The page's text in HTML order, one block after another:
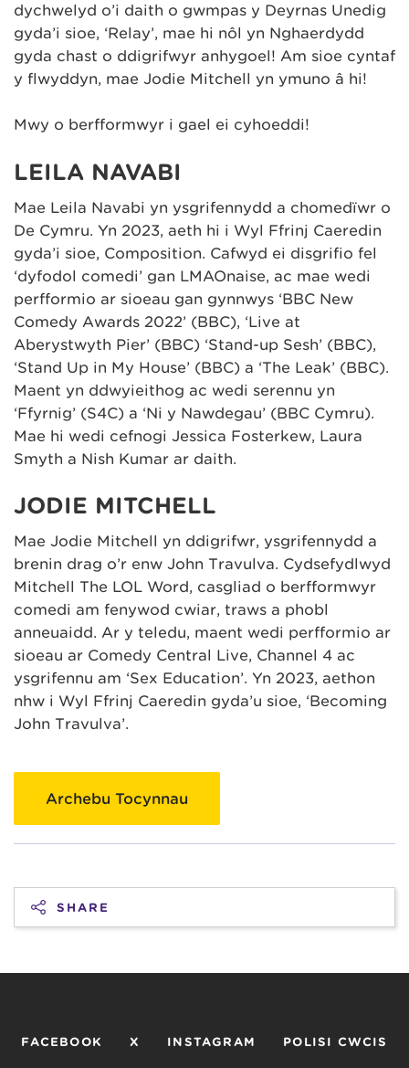
dychwelyd o’i daith o gwmpas y Deyrnas Unedig
gyda’i sioe, ‘Relay’, mae hi nôl yn Nghaerdydd
gyda chast o ddigrifwyr anhygoel! Am sioe cyntaf
y flwyddyn, mae Jodie Mitchell yn ymuno â hi!
Mwy o berfformwyr i gael ei cyhoeddi!
LEILA NAVABI
Mae Leila Navabi yn ysgrifennydd a chomedïwr o
De Cymru. Yn 2023, aeth hi i Ŵyl Ffrinj Caeredin
gyda’i sioe, Composition. Cafwyd ei disgrifio fel
‘dyfodol comedi’ gan LMAOnaise, ac mae wedi
perfformio ar sioeau gan gynnwys ‘BBC New
Comedy Awards 2022’ (BBC), ‘Live at
Aberystwyth Pier’ (BBC) ‘Stand-up Sesh’ (BBC),
‘Stand Up in My House’ (BBC) a ‘The Leak’ (BBC).
Maent yn ddwyieithog ac wedi serennu yn
‘Ffyrnig’ (S4C) a ‘Ni y Nawdegau’ (BBC Cymru).
Mae hi wedi cefnogi Jessica Fosterkew, Laura
Smyth a Nish Kumar ar daith.
JODIE MITCHELL
Mae Jodie Mitchell yn ddigrifwr, ysgrifennydd a
brenin drag o’r enw John Travulva. Cydsefydlwyd
Mitchell The LOL Word, casgliad o berfformwyr
comedi am fenywod cwiar, traws a phobl
anneuaidd. Ar y teledu, maent wedi perfformio ar
sioeau ar Comedy Central Live, Channel 4 ac
ysgrifennu am ‘Sex Education’. Yn 2023, aethon
nhw i Ŵyl Ffrinj Caeredin gyda’u sioe, ‘Becoming
John Travulva’.
Archebu Tocynnau
SHARE
FACEBOOK X INSTAGRAM POLISI CWCIS